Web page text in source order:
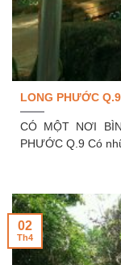
LONG PHƯỚC
CÓ MỘT NƠI
PHƯỚC Q.9 Có
02
Th4